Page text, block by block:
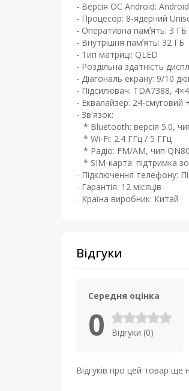
- Версія ОС Android:
- Процесор: 8-ядерний
- Оперативна памʼять: 3 ГБ
- Внутрішня памʼять: 32 ГБ ​
- Тип матриці: QLED ​
- Роздільна здатність
- Діагональ екрану: 9/10
- Підсилювач: TDA7388,
- Еквалайзер: 24-смуговий
- Зв'язок:
* Bluetooth: версія 5.0,
* Wi-Fi: 2.4 ГГц / 5 ГГц
* Радіо: FM/AM, чип
* SIM-карта: підтримка
- Підключення телефону:
- Гарантія: 12 місяців
- Країна виробник: Китай
Відгуки
Середня оцінка
0 Відгуки (0)
Відгуків про цей товар ще